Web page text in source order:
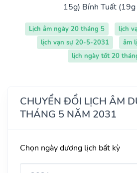
15g) Bính Tuất
Lịch âm ngày 20 tháng 5
lịch
lịch vạn sự 20-5-2031
âm
lịch ngày tốt 20
CHUYỂN ĐỔI LỊCH ÂM
THÁNG 5 NĂM 2031
Chọn ngày dương lịch bất kỳ